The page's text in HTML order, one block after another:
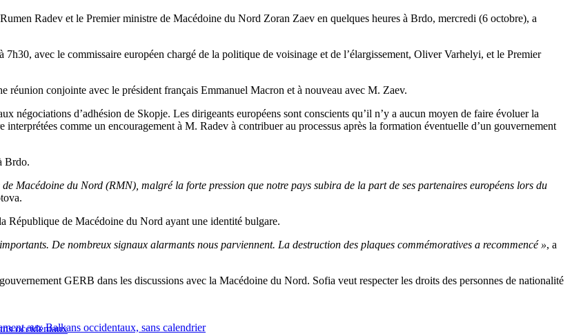
Radev et le Premier ministre de Macédoine du Nord Zoran Zaev en quelques heures à Brdo, mercredi (6 octobre), a
avec le commissaire européen chargé de la politique de voisinage et de l’élargissement, Oliver Varhelyi, et le Premier
conjointe avec le président français Emmanuel Macron et à nouveau avec M. Zaev.
négociations d’adhésion de Skopje. Les dirigeants européens sont conscients qu’il n’y a aucun moyen de faire évoluer la
comme un encouragement à M. Radev à contribuer au processus après la formation éventuelle d’un gouvernement
Brdo.
Macédoine du Nord (RMN), malgré la forte pression que notre pays subira de la part de ses partenaires européens lors du
République de Macédoine du Nord ayant une identité bulgare.
De nombreux signaux alarmants nous parviennent. La destruction des plaques commémoratives a recommencé », a
GERB dans les discussions avec la Macédoine du Nord. Sofia veut respecter les droits des personnes de nationalité
aux Balkans occidentaux, sans calendrier
occidentaux